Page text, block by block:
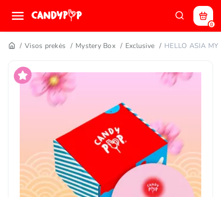
0
Visos prekės Mystery Box Exclusive HELLO ASIA